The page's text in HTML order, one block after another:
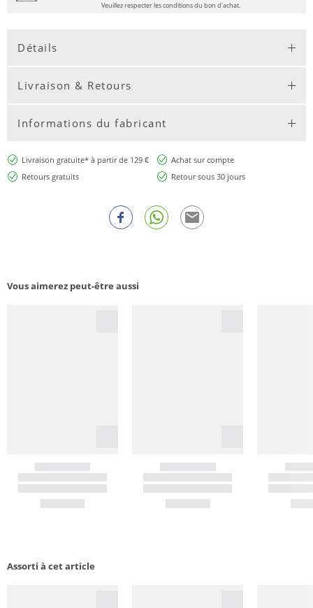
Veuillez respecter les conditions du bon d'achat.
Détails
Livraison & Retours
Informations du fabricant
Livraison gratuite* à partir de 129 €
Achat sur compte
Retours gratuits
Retour sous 30 jours
Vous aimerez peut-être aussi
Assorti à cet article